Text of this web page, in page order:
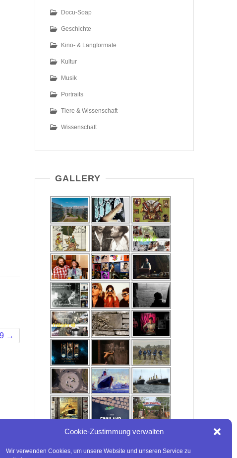
Cookie-Zustimmung verwalten
Wir verwenden Cookies, um unsere Website und unseren Service zu
→
Docu-Soap
Geschichte
Kino- & Langformate
Kultur
Musik
Portraits
Tiere & Wissenschaft
Wissenschaft
GALLERY